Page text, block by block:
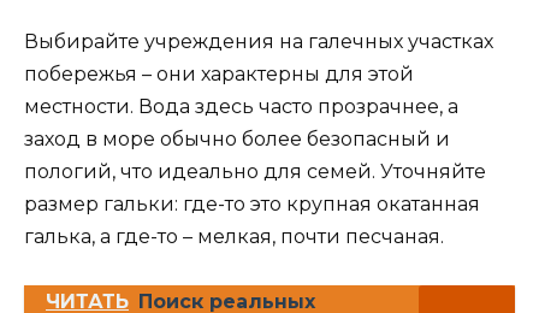
Выбирайте учреждения на галечных участках
побережья – они характерны для этой
местности. Вода здесь часто прозрачнее, а
заход в море обычно более безопасный и
пологий, что идеально для семей. Уточняйте
размер гальки: где-то это крупная окатанная
галька, а где-то – мелкая, почти песчаная.
ЧИТАТЬ Поиск реальных